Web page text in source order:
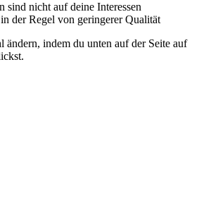
sind nicht auf deine Interessen
der Regel von geringerer Qualität
ändern, indem du unten auf der Seite auf